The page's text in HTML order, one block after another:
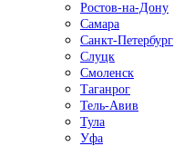
Ростов-на-Дону
Самара
Санкт-Петербург
Слуцк
Смоленск
Таганрог
Тель-Авив
Тула
Уфа